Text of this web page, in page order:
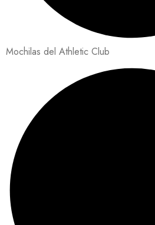
Mochilas del Athletic Club